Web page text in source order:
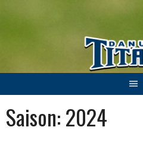
Saison:2024